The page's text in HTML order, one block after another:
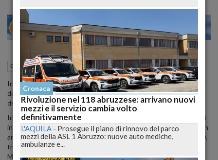
MILANO 27
Cronaca L'Aquila (AQ) 15 Maggio 2015 14:04
In occasione dell'Adunata Alpini l'Arpasi comunica che nei giorni di
domani e domenica 17 maggio l'organizzazione dei servizi
dell'azienda di trasporto pubblico regionale subira' modifiche.
In particolare Arpa e GTM effettueranno le corse delle linee A e B
in partenza da Bazzano; inoltre, dalle 14,00 alle 24 di domani i bus in
arrivo all'Aquila, provenienti dalla A24 e dalle strade statali 17 e 80,
transiteranno sul percorso Hotel Amiternum-via Piccinini- via
Marconi-via Silone-Cimitero-Terminal di Collemaggio.
Cronaca
Rivoluzione nel 118 abruzzese: arrivano nuovi
mezzi e il servizio cambia volto
definitivamente
L'AQUILA - Prosegue il piano di rinnovo del parco
mezzi della ASL 1 Abruzzo: nuove auto mediche,
ambulanze e...